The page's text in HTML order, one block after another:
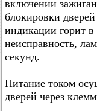
включении
блокировки
индикации горит в
неисправность,
секунд.
Питание током
дверей через